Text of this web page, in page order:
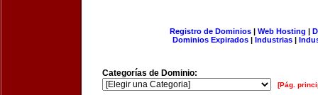
Registro de Dominios| Web Hosting |
Dominios Expirados | Industrias |
Categorías de Dominio:
[Pág.